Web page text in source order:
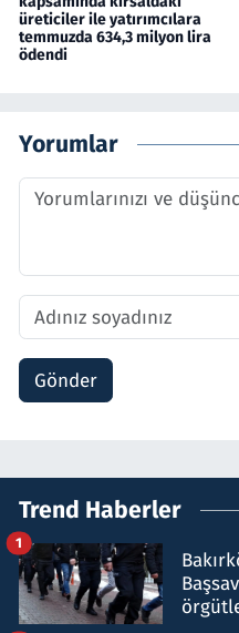
üreticiler ile yatırımcılara
temmuzda 634,3 milyon lira
ödendi
Yorumlar
Gönder
Trend Haberler
1